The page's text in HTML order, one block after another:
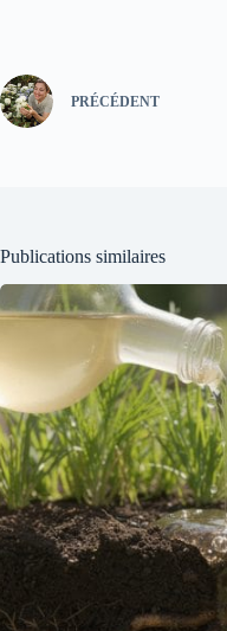
PRÉCÉDENT
Publications similaires